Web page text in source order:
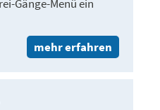
Gänge-Menü ein
mehr erfahren